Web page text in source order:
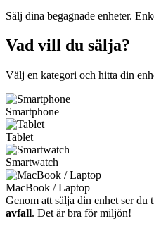
Sälj dina begagnade enheter.
Vad vill du sälja?
Välj en kategori och hitta din
Smartphone
Tablet
Smartwatch
MacBook / Laptop
Genom att sälja din enhet ser
avfall. Det är bra för miljön!